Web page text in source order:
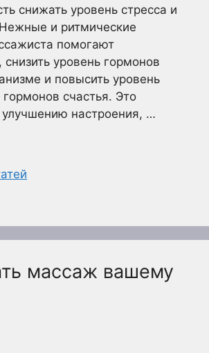
снижать уровень стресса и
и ритмические
помогают
снизить уровень гормонов
и повысить уровень
счастья. Это
улучшению настроения, …
массаж вашему